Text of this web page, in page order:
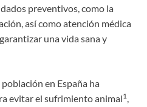
preventivos, como la
así como atención médica
una vida sana y
en España ha
evitar el sufrimiento animal1,